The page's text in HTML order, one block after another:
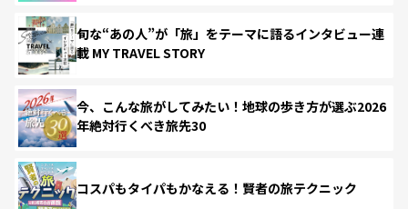
旬な“あの人”が「旅」をテーマに語るインタビュー連
載 MY TRAVEL STORY
今、こんな旅がしてみたい！地球の歩き方が選ぶ2026
年絶対行くべき旅先30
コスパもタイパもかなえる！賢者の旅テクニック